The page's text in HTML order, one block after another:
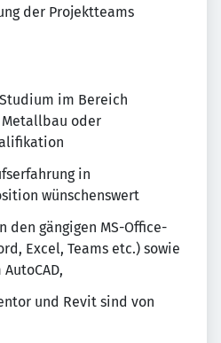
der Projektteams
im Bereich
Metallbau oder
in
wünschenswert
den gängigen MS-Office-
Excel, Teams etc.) sowie
und Revit sind von